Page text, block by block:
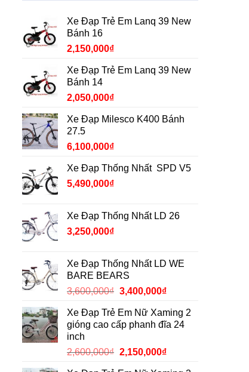
Xe Đạp Trẻ Em Lanq 39 New
Bánh 16
2,150,000₫
Xe Đạp Trẻ Em Lanq 39 New
Bánh 14
2,050,000₫
Xe Đạp Milesco K400 Bánh
27.5
6,100,000₫
Xe Đạp Thống Nhất SPD V5
5,490,000₫
Xe Đạp Thống Nhất LD 26
3,250,000₫
Xe Đạp Thống Nhất LD WE
BARE BEARS
3,600,000₫ Giá
là:
3,600,000₫.
3,400,000₫Giá
tại
là:
Xe Đạp Trẻ Em Nữ Xaming 2
gióng cao cấp phanh đĩa 24
inch
2,600,000₫ Giá
2,150,000₫Giá